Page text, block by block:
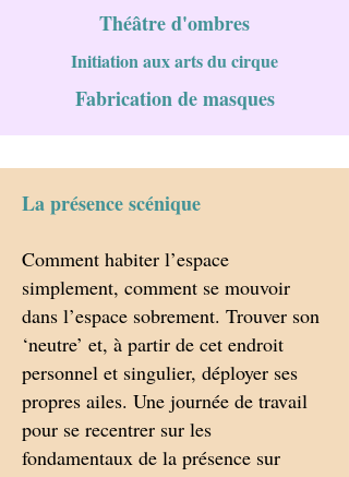
Théâtre d'ombres
Initiation aux arts du cirque​
Fabrication de masques
La présence scénique
Comment habiter l’espace
simplement, comment se mouvoir
dans l’espace sobrement. Trouver son
‘neutre’ et, à partir de cet endroit
personnel et singulier, déployer ses
propres ailes. Une journée de travail
pour se recentrer sur les
fondamentaux de la présence sur